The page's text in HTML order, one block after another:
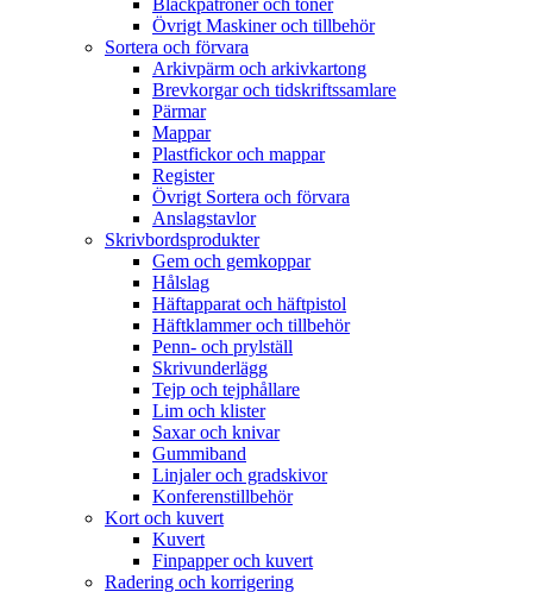
Bläckpatroner och toner
Övrigt Maskiner och tillbehör
Sortera och förvara
Arkivpärm och arkivkartong
Brevkorgar och tidskriftssamlare
Pärmar
Mappar
Plastfickor och mappar
Register
Övrigt Sortera och förvara
Anslagstavlor
Skrivbordsprodukter
Gem och gemkoppar
Hålslag
Häftapparat och häftpistol
Häftklammer och tillbehör
Penn- och prylställ
Skrivunderlägg
Tejp och tejphållare
Lim och klister
Saxar och knivar
Gummiband
Linjaler och gradskivor
Konferenstillbehör
Kort och kuvert
Kuvert
Finpapper och kuvert
Radering och korrigering